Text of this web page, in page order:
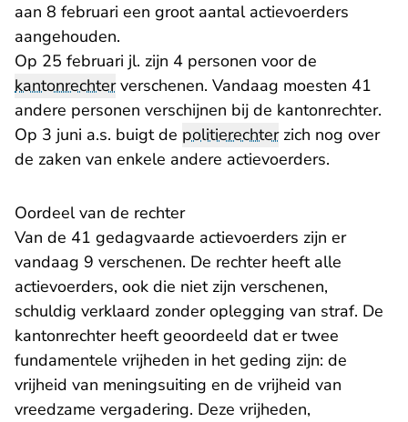
aan 8 februari een groot aantal actievoerders
aangehouden.
Op 25 februari jl. zijn 4 personen voor de
kantonrechterverschenen. Vandaag moesten 41
andere personen verschijnen bij de kantonrechter.
Op 3 juni a.s. buigt de politierechterzich nog over
de zaken van enkele andere actievoerders.
Oordeel van de rechter
Van de 41 gedagvaarde actievoerders zijn er
vandaag 9 verschenen. De rechter heeft alle
actievoerders, ook die niet zijn verschenen,
schuldig verklaard zonder oplegging van straf. De
kantonrechter heeft geoordeeld dat er twee
fundamentele vrijheden in het geding zijn: de
vrijheid van meningsuiting en de vrijheid van
vreedzame vergadering. Deze vrijheden,